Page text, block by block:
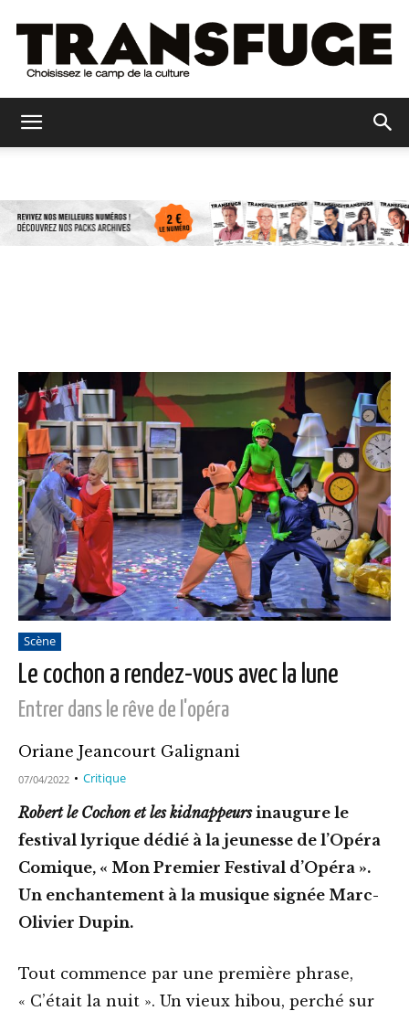
Scène
Le cochon a rendez-vous avec la lune
Entrer dans le rêve de l'opéra
Oriane Jeancourt Galignani
07/04/2022 Critique
Robert le Cochon et les kidnappeursinaugure le
festival lyrique dédié à la jeunesse de l’Opéra
Comique, « Mon Premier Festival d’Opéra ».
Un enchantement à la musique signée Marc-
Olivier Dupin.
Tout commence par une première phrase,
« C’était la nuit ». Un vieux hibou, perché sur